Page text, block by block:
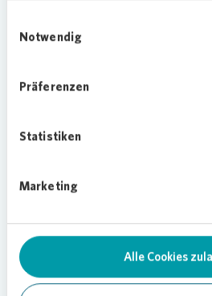
Notwendig
Präferenzen
Statistiken
Marketing
Alle Cookies
kann den Wildbienen bei der
Teilen
Klimaschutz